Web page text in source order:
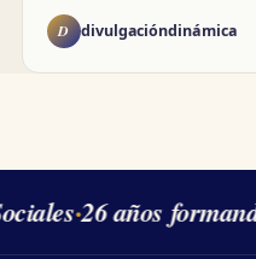
D divulgacióndinámica
·26 años